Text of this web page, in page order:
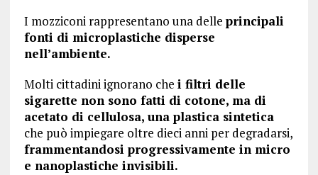
I mozziconi rappresentano una delle principali
fonti di microplastiche disperse
nell’ambiente.
Molti cittadini ignorano che i filtri delle
sigarette non sono fatti di cotone, ma di
acetato di cellulosa, una plastica sintetica
che può impiegare oltre dieci anni per degradarsi,
frammentandosi progressivamente in micro
e nanoplastiche invisibili.